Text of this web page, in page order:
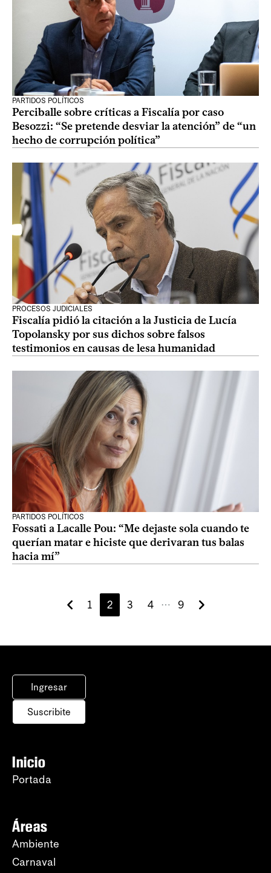
PARTIDOS POLÍTICOS
Perciballe sobre críticas a Fiscalía por caso
Besozzi: “Se pretende desviar la atención” de “un
hecho de corrupción política”
PROCESOS JUDICIALES
Fiscalía pidió la citación a la Justicia de Lucía
Topolansky por sus dichos sobre falsos
testimonios en causas de lesa humanidad
PARTIDOS POLÍTICOS
Fossati a Lacalle Pou: “Me dejaste sola cuando te
querían matar e hiciste que derivaran tus balas
hacia mí”
1 2 3 4 ⋯ 9
Ingresar
Suscribite
Inicio
Portada
Áreas
Ambiente
Carnaval